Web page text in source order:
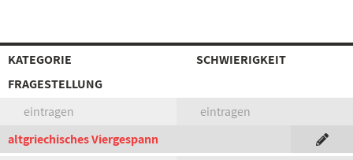
KATEGORIE
SCHWIERIGKEIT
FRAGESTELLUNG
eintragen
eintragen
altgriechisches Viergespann